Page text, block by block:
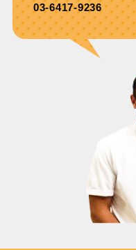
03-6417-9236